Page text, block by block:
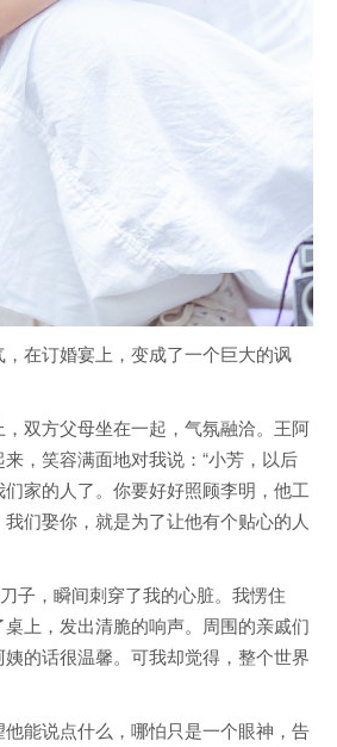
在订婚宴上，变成了一个巨大的讽
双方父母坐在一起，气氛融洽。王阿
，笑容满面地对我说：“小芳，以后
家的人了。你要好好照顾李明，他工
们娶你，就是为了让他有个贴心的人
子，瞬间刺穿了我的心脏。我愣住
上，发出清脆的响声。周围的亲戚们
的话很温馨。可我却觉得，整个世界
能说点什么，哪怕只是一个眼神，告